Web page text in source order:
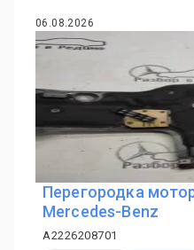
06.08.2026
Перегородка
Mercedes-Benz
A2226208701